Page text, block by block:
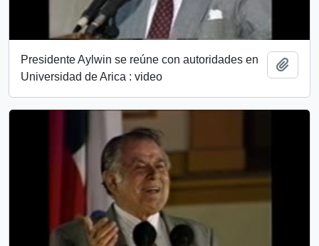
Presidente Aylwin se reúne con autoridades en
Universidad de Arica : video